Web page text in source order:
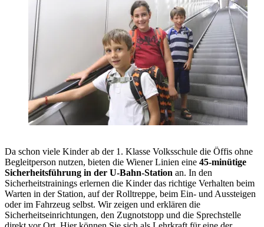
Da schon viele Kinder ab der 1. Klasse Volksschule die Öffis ohne
Begleitperson nutzen, bieten die Wiener Linien eine 45-minütige
Sicherheitsführung in der U-Bahn-Station an. In den
Sicherheitstrainings erlernen die Kinder das richtige Verhalten beim
Warten in der Station, auf der Rolltreppe, beim Ein- und Aussteigen
oder im Fahrzeug selbst. Wir zeigen und erklären die
Sicherheitseinrichtungen, den Zugnotstopp und die Sprechstelle